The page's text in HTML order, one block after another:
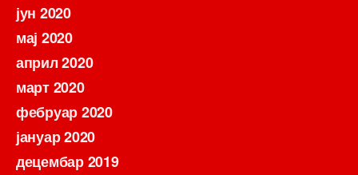
јун 2020
мај 2020
април 2020
март 2020
фебруар 2020
јануар 2020
децембар 2019